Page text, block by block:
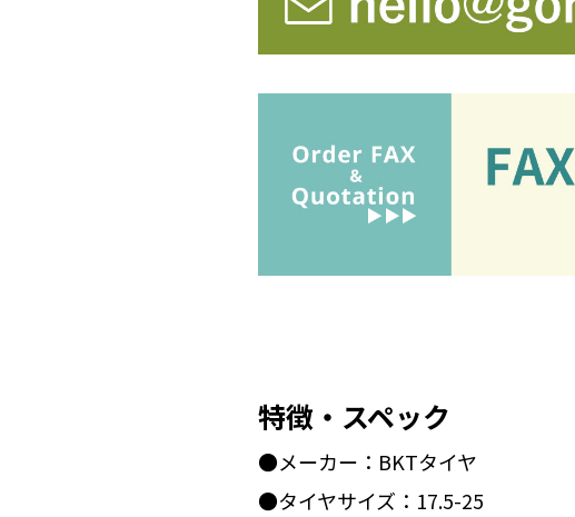
特徴・スペック
●メーカー：BKTタイヤ
●タイヤサイズ：17.5-25